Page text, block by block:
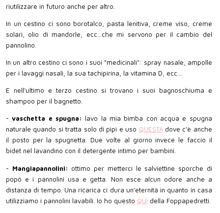
riutilizzare in futuro anche per altro.
In un cestino ci sono borotalco, pasta lenitiva, creme viso, creme
solari, olio di mandorle, ecc...che mi servono per il cambio del
pannolino.
In un altro cestino ci sono i suoi "medicinali": spray nasale, ampolle
per i lavaggi nasali, la sua tachipirina, la vitamina D, ecc...
E nell'ultimo e terzo cestino si trovano i suoi bagnoschiuma e
shampoo per il bagnetto.
-vaschetta e spugna: lavo la mia bimba con acqua e spugna
naturale quando si tratta solo di pipì e uso QUESTAdove c'è anche
il posto per la spugnetta. Due volte al giorno invece le faccio il
bidet nel lavandino con il detergente intimo per bambini.
- Mangiapannolini: ottimo per metterci le salviettine sporche di
popò e i pannolini usa e getta. Non esce alcun odore anche a
distanza di tempo. Una ricarica ci dura un'eternità in quanto in casa
utilizziamo i pannolini lavabili. Io ho questo QUI della Foppapedretti.